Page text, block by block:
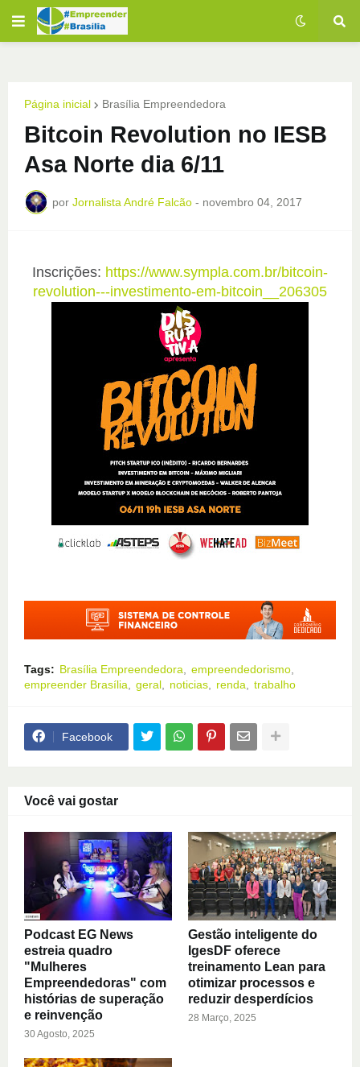
Página inicial Brasília Empreendedora
Bitcoin Revolution no IESB
Asa Norte dia 6/11
por Jornalista André Falcão - novembro 04, 2017
Inscrições: https://www.sympla.com.br/bitcoin-
revolution---investimento-em-bitcoin__206305
Tags: Brasília Empreendedora
empreendedorismo
empreender Brasília
geral noticias renda trabalho
Facebook
Você vai gostar
Podcast EG News
estreia quadro
"Mulheres
Empreendedoras" com
histórias de superação
e reinvenção
30 Agosto, 2025
Gestão inteligente do
IgesDF oferece
treinamento Lean para
otimizar processos e
reduzir desperdícios
28 Março, 2025